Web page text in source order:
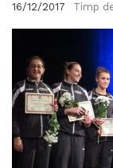
16/12/2017 Timp